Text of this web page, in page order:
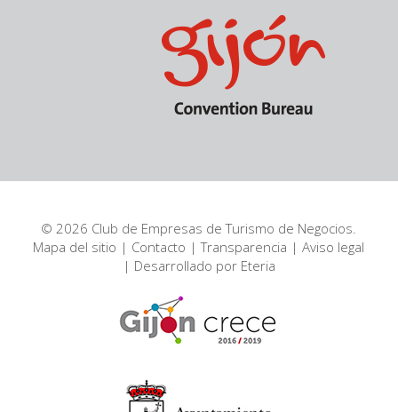
© 2026 Club de Empresas de Turismo de Negocios.
Mapa del sitio | Contacto |Transparencia |Aviso legal
| Desarrollado por Eteria